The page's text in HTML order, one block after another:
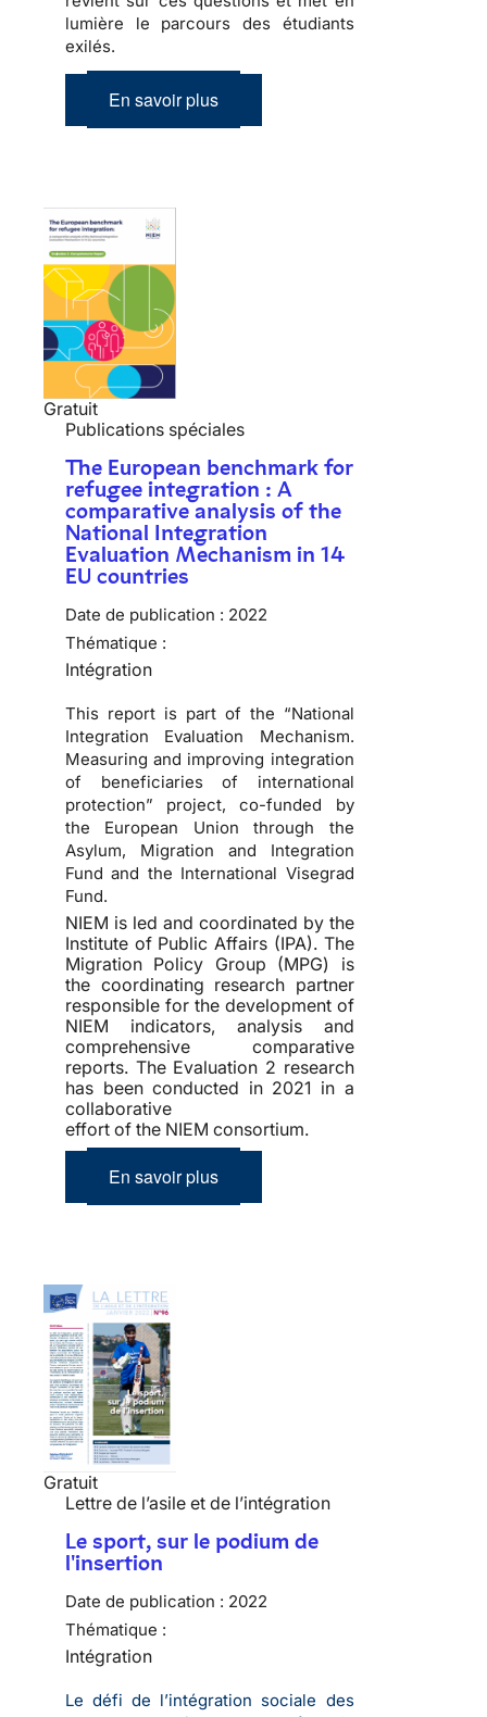
lumière le parcours des étudiants
exilés.
En savoir plus
Gratuit
Publications spéciales
The European benchmark for
refugee integration : A
comparative analysis of the
National Integration
Evaluation Mechanism in 14
EU countries
Date de publication : 2022
Thématique :
Intégration
This report is part of the “National
Integration Evaluation Mechanism.
Measuring and improving integration
of beneficiaries of international
protection” project, co-funded by
the European Union through the
Asylum, Migration and Integration
Fund and the International Visegrad
Fund.
NIEM is led and coordinated by the
Institute of Public Affairs (IPA). The
Migration Policy Group (MPG) is
the coordinating research partner
responsible for the development of
NIEM indicators, analysis and
comprehensive comparative
reports. The Evaluation 2 research
has been conducted in 2021 in a
collaborative
effort of the NIEM consortium.
En savoir plus
Gratuit
Lettre de l’asile et de l’intégration
Le sport, sur le podium de
l'insertion
Date de publication : 2022
Thématique :
Intégration
Le défi de l’intégration sociale des